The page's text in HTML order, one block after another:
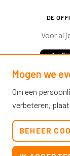
DE
Voor al
Mogen we
Om een
verbeteren,
BEHEER